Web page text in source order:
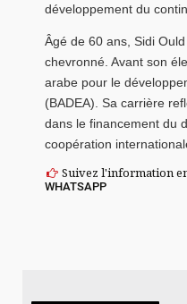
développement du
Âgé de 60 ans, Sidi
chevronné. Avant son
arabe pour le
(BADEA). Sa carrière
dans le financement du
coopération
Suivez l'information
WHATSAPP